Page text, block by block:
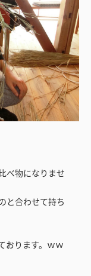
べ物になりませ
と合わせて持ち
おります。ｗｗ